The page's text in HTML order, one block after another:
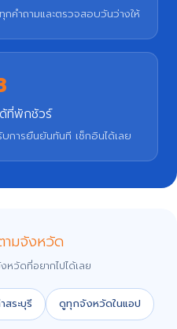
คำถามและตรวจสอบวันว่างให้
ที่พักชัวร์
การยืนยันทันที เช็กอินได้เลย
ามจังหวัด
วัดที่อยากไปได้เลย
ระบุรี ดูทุกจังหวัดในแอป